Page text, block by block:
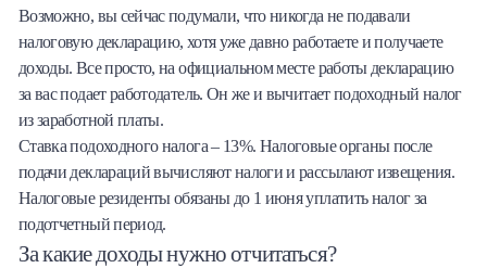
Возможно, вы сейчас подумали, что никогда не подавали
налоговую декларацию, хотя уже давно работаете и получаете
доходы. Все просто, на официальном месте работы декларацию
за вас подает работодатель. Он же и вычитает подоходный налог
из заработной платы.
Ставка подоходного налога – 13%. Налоговые органы после
подачи деклараций вычисляют налоги и рассылают извещения.
Налоговые резиденты обязаны до 1 июня уплатить налог за
подотчетный период.
За какие доходы нужно отчитаться?